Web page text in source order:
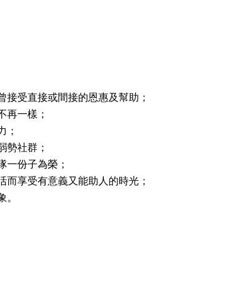
接受直接或間接的恩惠及幫助；
再一樣；
；
勢社群；
一份子為榮；
而享受有意義又能助人的時光；
。